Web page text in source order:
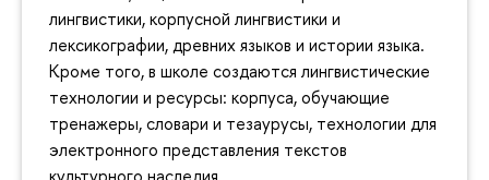
лингвистики, корпусной лингвистики и
лексикографии, древних языков и истории языка.
Кроме того, в школе создаются лингвистические
технологии и ресурсы: корпуса, обучающие
тренажеры, словари и тезаурусы, технологии для
электронного представления текстов